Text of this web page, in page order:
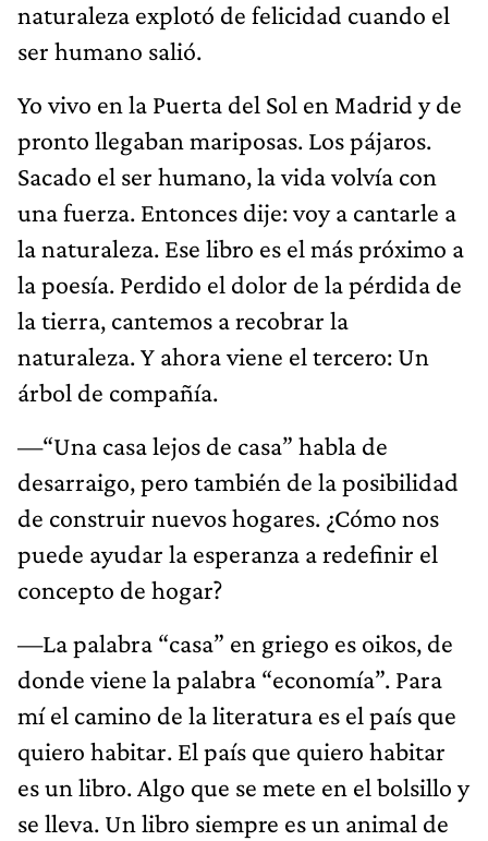
naturaleza explotó de felicidad cuando el
ser humano salió.
Yo vivo en la Puerta del Sol en Madrid y de
pronto llegaban mariposas. Los pájaros.
Sacado el ser humano, la vida volvía con
una fuerza. Entonces dije: voy a cantarle a
la naturaleza. Ese libro es el más próximo a
la poesía. Perdido el dolor de la pérdida de
la tierra, cantemos a recobrar la
naturaleza. Y ahora viene el tercero: Un
árbol de compañía.
—“Una casa lejos de casa” habla de
desarraigo, pero también de la posibilidad
de construir nuevos hogares. ¿Cómo nos
puede ayudar la esperanza a redefinir el
concepto de hogar?
—La palabra “casa” en griego es oikos, de
donde viene la palabra “economía”. Para
mí el camino de la literatura es el país que
quiero habitar. El país que quiero habitar
es un libro. Algo que se mete en el bolsillo y
se lleva. Un libro siempre es un animal de